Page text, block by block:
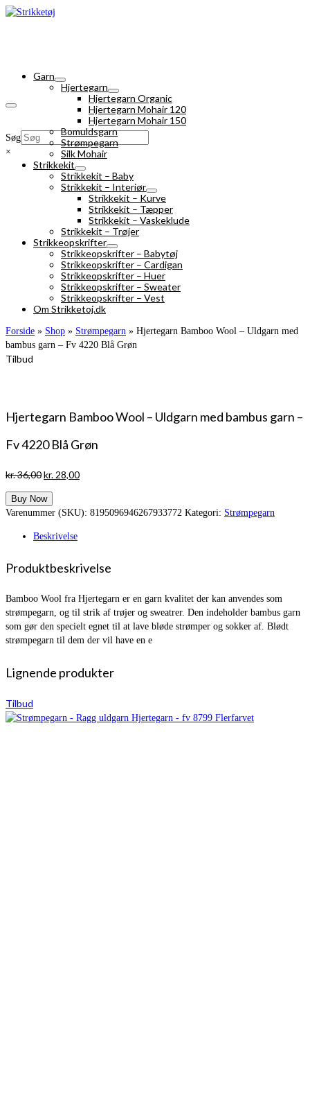
Søg
×
Garn
Hjertegarn
Hjertegarn Organic
Hjertegarn Mohair 120
Hjertegarn Mohair 150
Bomuldsgarn
Strømpegarn
Silk Mohair
Strikkekit
Strikkekit – Baby
Strikkekit – Interiør
Strikkekit – Kurve
Strikkekit – Tæpper
Strikkekit – Vaskeklude
Strikkekit – Trøjer
Strikkeopskrifter
Strikkeopskrifter – Babytøj
Strikkeopskrifter – Cardigan
Strikkeopskrifter – Huer
Strikkeopskrifter – Sweater
Strikkeopskrifter – Vest
Om Strikketoj.dk
Forside » Shop » Strømpegarn » Hjertegarn Bamboo Wool – Uldgarn med
bambus garn – Fv 4220 Blå Grøn
Tilbud
Hjertegarn Bamboo Wool – Uldgarn med bambus garn –
Fv 4220 Blå Grøn
kr.36,00Den
pris
var:
kr. 28,00Den
er:
Buy Now
Varenummer (SKU): 8195096946267933772 Kategori: Strømpegarn
Beskrivelse
Produktbeskrivelse
Bamboo Wool fra Hjertegarn er en garn kvalitet der kan anvendes som
strømpegarn, og til strik af trøjer og sweatrer. Den indeholder bambus garn
som gør den specielt egnet til at lave bløde strømper og sokker af. Blødt
strømpegarn til dem der vil have en e
Lignende produkter
Tilbud